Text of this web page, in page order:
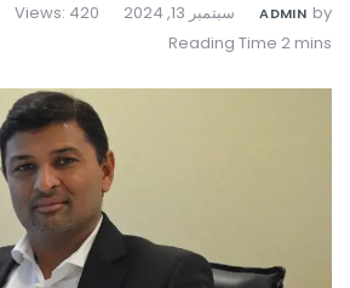
by
ADMIN سبتمبر 13, 2024 Views: 420